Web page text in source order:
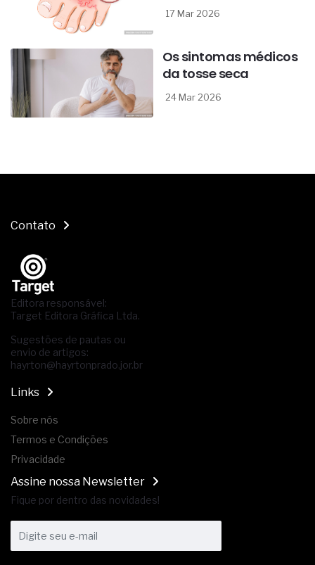
17 Mar 2026
Os sintomas médicos
da tosse seca
24 Mar 2026
Contato
Editora responsável:
Target Editora Gráfica Ltda.
Sugestões de pautas ou
envio de artigos:
hayrton@hayrtonprado.jor.br
Links
Sobre nós
Termos e Condições
Privacidade
Assine nossa Newsletter
Fique por dentro das novidades!